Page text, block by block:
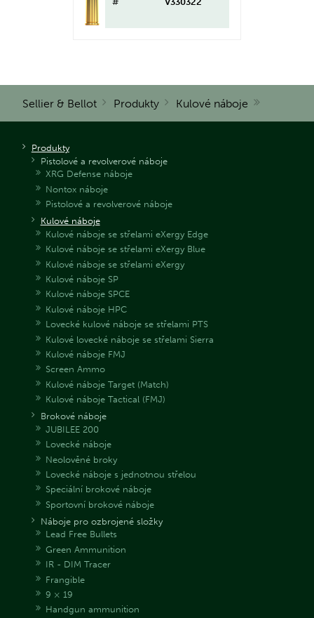
Sellier & Bellot Produkty Kulové náboje
Produkty
Pistolové a revolverové náboje
XRG Defense náboje
Nontox náboje
Pistolové a revolverové náboje
Kulové náboje
Kulové náboje se střelami eXergy Edge
Kulové náboje se střelami eXergy Blue
Kulové náboje se střelami eXergy
Kulové náboje SP
Kulové náboje SPCE
Kulové náboje HPC
Lovecké kulové náboje se střelami PTS
Kulové lovecké náboje se střelami Sierra
Kulové náboje FMJ
Screen Ammo
Kulové náboje Target (Match)
Kulové náboje Tactical (FMJ)
Brokové náboje
JUBILEE 200
Lovecké náboje
Neolověné broky
Lovecké náboje s jednotnou střelou
Speciální brokové náboje
Sportovní brokové náboje
Náboje pro ozbrojené složky
Lead Free Bullets
Green Ammunition
IR - DIM Tracer
Frangible
9 × 19
Handgun ammunition